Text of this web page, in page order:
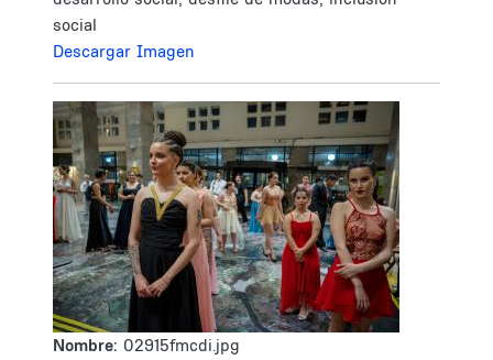
social
Descargar Imagen
Nombre: 02915fmcdi.jpg